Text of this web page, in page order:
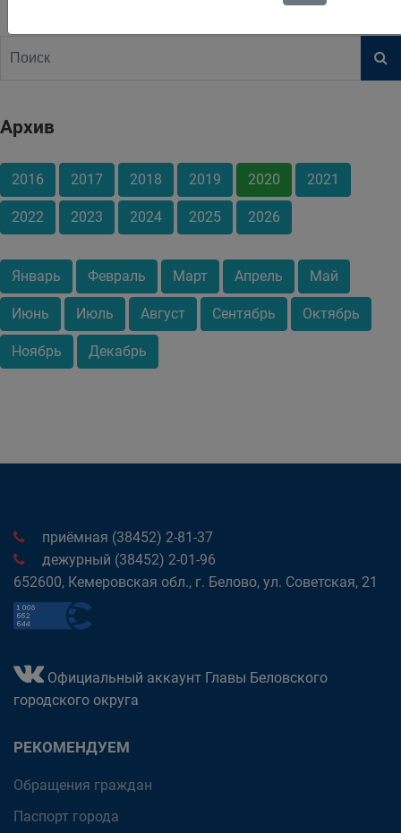
Архив
2016 2017 2018 2019 2020 2021
2022 2023 2024 2025 2026
Январь Февраль Март Апрель Май
Июнь Июль Август Сентябрь Октябрь
Ноябрь Декабрь
приёмная (38452) 2-81-37
дежурный (38452) 2-01-96
652600, Кемеровская обл., г. Белово, ул. Советская, 21
Официальный аккаунт Главы Беловского
городского округа
РЕКОМЕНДУЕМ
Обращения граждан
Паспорт города